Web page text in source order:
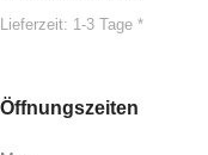
Lieferzeit: 1-3 Tage *
Öffnungszeiten